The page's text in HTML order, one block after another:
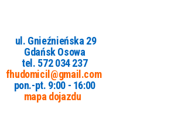
ul. Gnieźnieńska 29
Gdańsk Osowa
tel. 572 034 237
fhudomicil@gmail.com
pon.-pt. 9:00 - 16:00
mapa dojazdu